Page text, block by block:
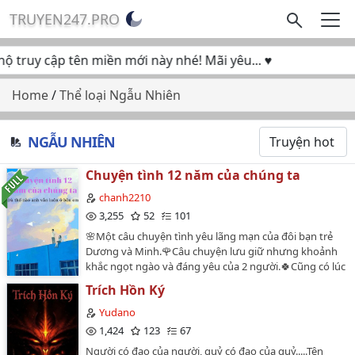
TRUYEN247.PRO
cập tên miền mới này nhé! Mãi yêu... ♥
Home/Thể loại Ngẫu Nhiên
NGẪU NHIÊN
Chuyện tình 12 năm của chúng ta
chanh2210
3,255
52
101
🌸Một câu chuyện tình yêu lãng mạn của đôi bạn trẻ
Dương và Minh.🌹Câu chuyện lưu giữ nhưng khoảnh
khắc ngọt ngào và đáng yêu của 2 người.🍀Cũng có lúc
thậm chí là suýt thì chia tay. Nhưng cuối cùng đi bao xa
thì những người là của nhau vẫn sẽ về với nhau mà
thôi.🍁Bìa truyện: Pinterest***Thực sự là truyện không
Trích Hồn Ký
Yudano
1,424
123
67
Người có đạo của người, quỷ có đạo của quỷ.....Tên